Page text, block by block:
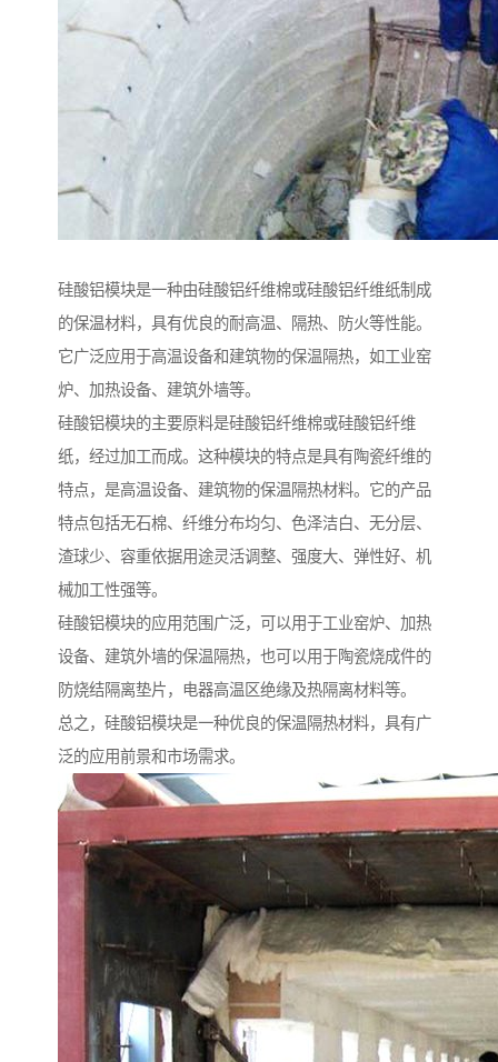
硅酸铝模块是一种由硅酸铝纤维棉或硅酸铝纤维纸制成
的保温材料，具有优良的耐高温、隔热、防火等性能。
它广泛应用于高温设备和建筑物的保温隔热，如工业窑
炉、加热设备、建筑外墙等。
硅酸铝模块的主要原料是硅酸铝纤维棉或硅酸铝纤维
纸，经过加工而成。这种模块的特点是具有陶瓷纤维的
特点，是高温设备、建筑物的保温隔热材料。它的产品
特点包括无石棉、纤维分布均匀、色泽洁白、无分层、
渣球少、容重依据用途灵活调整、强度大、弹性好、机
械加工性强等。
硅酸铝模块的应用范围广泛，可以用于工业窑炉、加热
设备、建筑外墙的保温隔热，也可以用于陶瓷烧成件的
防烧结隔离垫片，电器高温区绝缘及热隔离材料等。
总之，硅酸铝模块是一种优良的保温隔热材料，具有广
泛的应用前景和市场需求。